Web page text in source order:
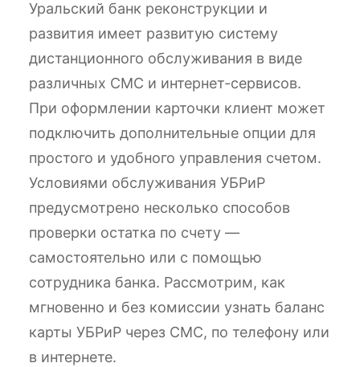
Уральский банк реконструкции и
развития имеет развитую систему
дистанционного обслуживания в виде
различных СМС и интернет-сервисов.
При оформлении карточки клиент может
подключить дополнительные опции для
простого и удобного управления счетом.
Условиями обслуживания УБРиР
предусмотрено несколько способов
проверки остатка по счету —
самостоятельно или с помощью
сотрудника банка. Рассмотрим, как
мгновенно и без комиссии узнать баланс
карты УБРиР через СМС, по телефону или
в интернете.